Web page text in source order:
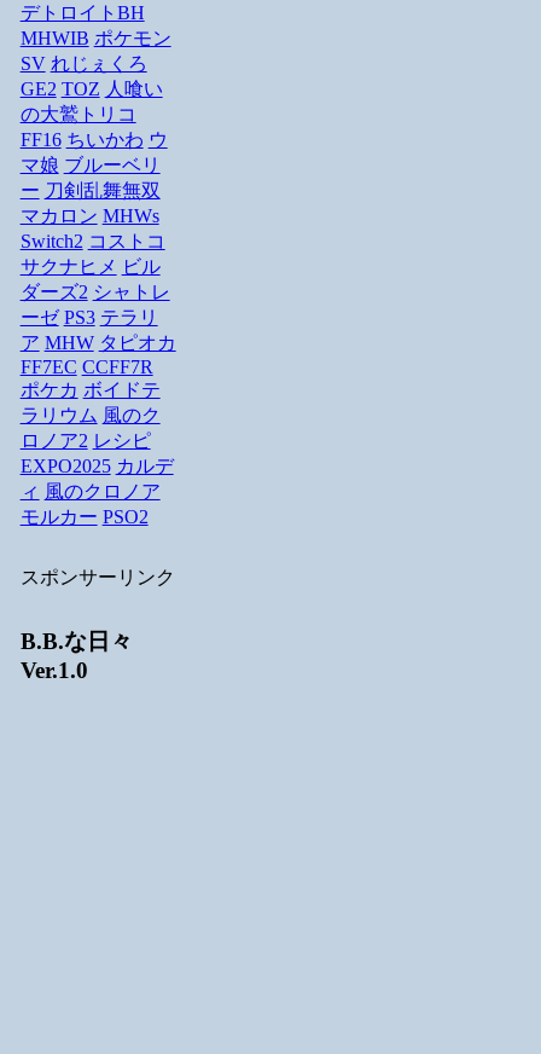
デトロイトBH
MHWIB ポケモン
SV れじぇくろ
GE2 TOZ 人喰い
の大鷲トリコ
FF16 ちいかわ ウ
マ娘 ブルーベリ
ー 刀剣乱舞無双
マカロン MHWs
Switch2 コストコ
サクナヒメ ビル
ダーズ2 シャトレ
ーゼ PS3 テラリ
ア MHW タピオカ
FF7EC CCFF7R
ポケカ ボイドテ
ラリウム 風のク
ロノア2 レシピ
EXPO2025 カルデ
ィ 風のクロノア
モルカー PSO2
スポンサーリンク
B.B.な日々
Ver.1.0